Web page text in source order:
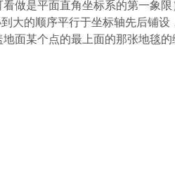
做是平面直角坐标系的第一象
大的顺序平行于坐标轴先后铺设
面某个点的最上面的那张地毯